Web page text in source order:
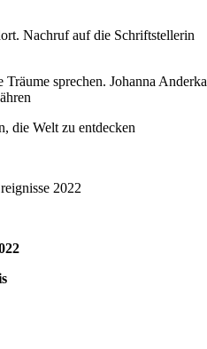
Nachruf auf die Schriftstellerin
sprechen. Johanna Anderka
die Welt zu entdecken
2022